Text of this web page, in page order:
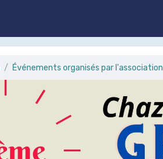
Événements organisés par l'association